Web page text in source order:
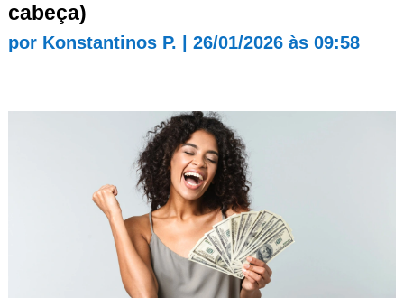
cabeça)
por Konstantinos P. 26/01/2026 às 09:58